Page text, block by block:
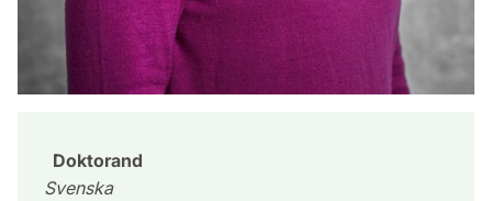
Doktorand
Svenska